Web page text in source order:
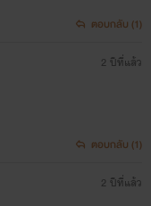
ตอบกลับ (1)
2 ปีที่แล้ว
ตอบกลับ (1)
2 ปีที่แล้ว